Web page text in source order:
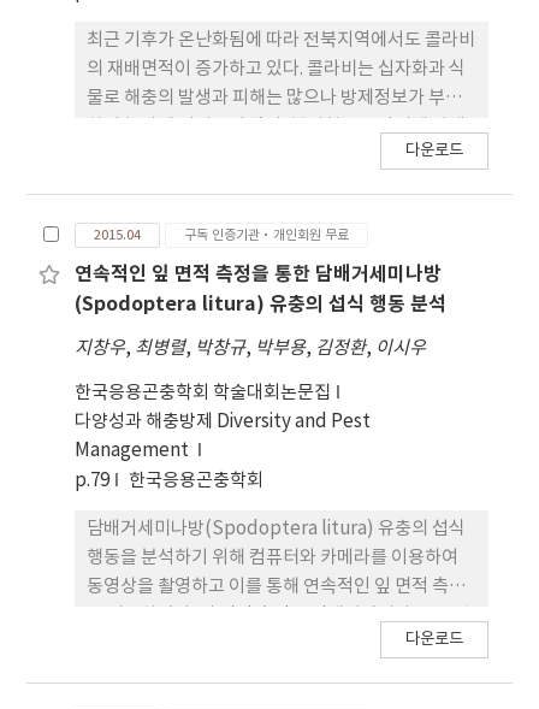
방제비용을 37% 절감하고 노동시간도 90%를 줄일
수 있었다.
최근 기후가 온난화됨에 따라 전북지역에서도 콜라비
의 재배면적이 증가하고 있다. 콜라비는 십자화과 식
물로 해충의 발생과 피해는 많으나 방제정보가 부족
하는 담배거세미나방의 경제적 피해허용수준을 설정
식하고, 가로100cm, 세로 100cm, 높이 100cm의
방충망을 설치한 후 정식 19일 후(5. 27.) 1~2령충 담
배거세미나방을 10주당 0, 10, 20, 50, 100마리를 접
46일후(6.23.) 자를 이용하여 초장을 조사하였고, 엽
수와 피해엽률, 엽당마리를 육안으로 계수하였다. 정
식 53일후(6.30) 처리별 뿌리수량을 조사한 결과 담
배거세미나방의 접종밀도가 증가할수록 콜라비 뿌리
의 수량이 감소하였다. 뿌리수량 감소율에 따른 회귀
거로 5%의 경제적 피해수준은 10주당 11.7마리가 산
출되었고, 여기에 20%의 경제적 피해허용수준을 적
용한 결과 9.3마리였다. 따라서 농가에서 콜라비 재배
시 10주당 9.3마리, 주당 0.9마리의 담배거세미나방
유충이 발생할 경우 방제를 하는 것이 좋을 것으로 생
다운로드
2015.04 구독 인증기관·개인회원 무료
연속적인 잎 면적 측정을 통한 담배거세미나방
(Spodoptera litura) 유충의 섭식 행동 분석
지창우, 최병렬, 박창규, 박부용, 김정환, 이시우
한국응용곤충학회 학술대회논문집
다양성과 해충방제 Diversity and Pest
Management
p.79
한국응용곤충학회
담배거세미나방(Spodoptera litura) 유충의 섭식
행동을 분석하기 위해 컴퓨터와 카메라를 이용하여
동영상을 촬영하고 이를 통해 연속적인 잎 면적 측정
유충을 이용하여 피망 잎 섭식흔을 1분 간격으로 일주
다운로드